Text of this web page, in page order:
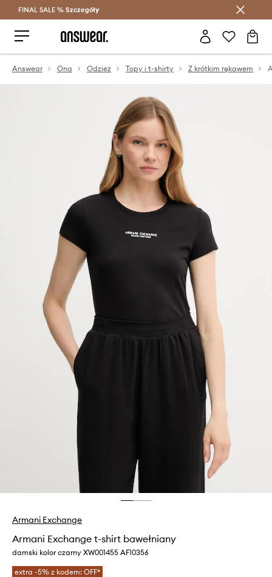
Oszczędzaj z Answear Club >
FINAL SALE % Szczegóły
Answear Ona Odzież Topy i t-shirty Z krótkim rękawem
Armani Exchange
Armani Exchange t-shirt bawełniany
damski kolor czarny XW001455 AF10356
extra -5% z kodem: OFF*